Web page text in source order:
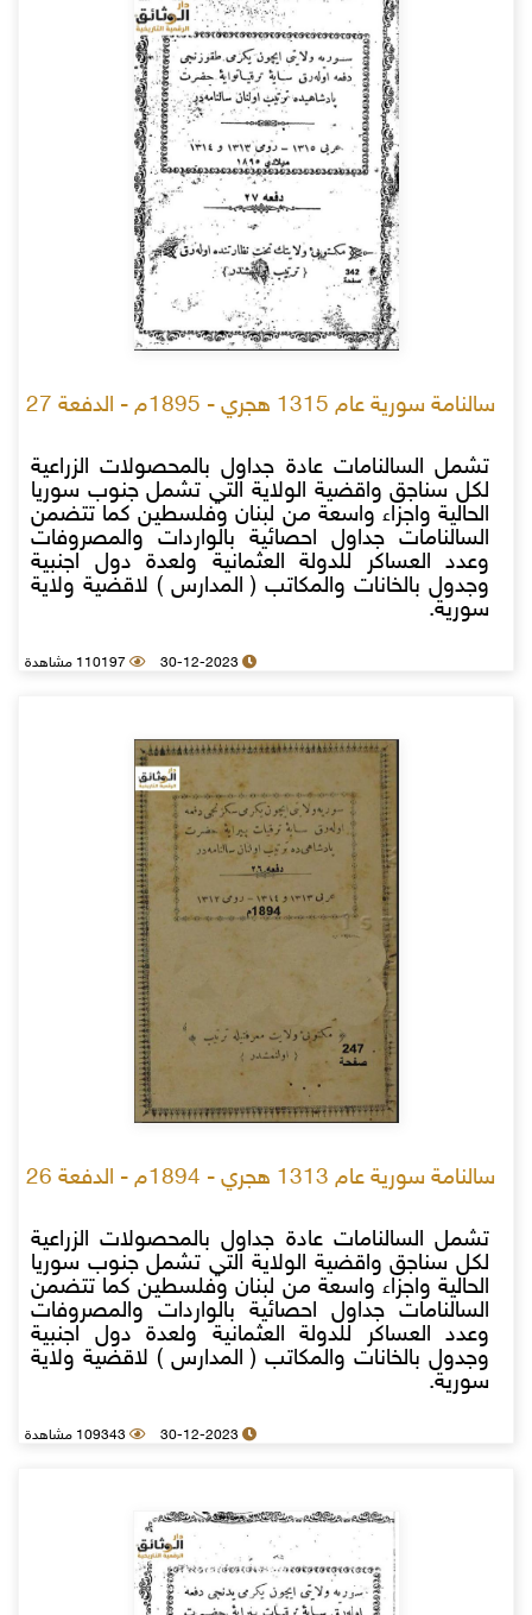
سالنامة سورية عام 1315 هجري - 1895م - الدفعة 27
تشمل السالنامات عادة جداول بالمحصولات الزراعية
لكل سناجق واقضية الولاية التي تشمل جنوب سوريا
الحالية واجزاء واسعة من لبنان وفلسطين كما تتضمن
السالنامات جداول احصائية بالواردات والمصروفات
وعدد العساكر للدولة العثمانية ولعدة دول اجنبية
وجدول بالخانات والمكاتب ( المدارس ) لاقضية ولاية
سورية.
30-12-2023 110197 مشاهدة
سالنامة سورية عام 1313 هجري - 1894م - الدفعة 26
تشمل السالنامات عادة جداول بالمحصولات الزراعية
لكل سناجق واقضية الولاية التي تشمل جنوب سوريا
الحالية واجزاء واسعة من لبنان وفلسطين كما تتضمن
السالنامات جداول احصائية بالواردات والمصروفات
وعدد العساكر للدولة العثمانية ولعدة دول اجنبية
وجدول بالخانات والمكاتب ( المدارس ) لاقضية ولاية
سورية.
30-12-2023 109343 مشاهدة